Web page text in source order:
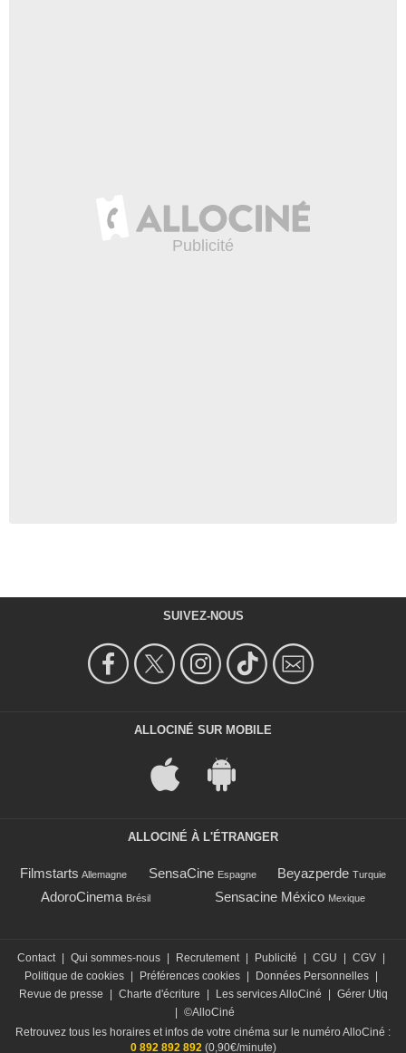
SUIVEZ-NOUS
ALLOCINÉ SUR MOBILE
ALLOCINÉ À L'ÉTRANGER
Filmstarts Allemagne SensaCine Espagne Beyazperde Turquie
AdoroCinema Brésil Sensacine México Mexique
Contact Qui sommes-nous Recrutement Publicité CGU CGV
Politique de cookies
Préférences cookies Données Personnelles
Revue de presse
Charte d'écriture Les services AlloCiné
Gérer Utiq
©AlloCiné
Retrouvez tous les horaires et infos de votre cinéma sur le numéro AlloCiné :
0 892 892 892(0,90€/minute)